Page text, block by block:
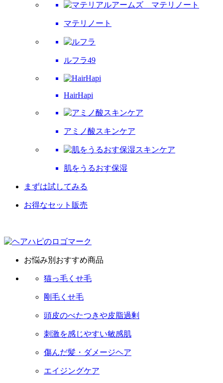
マテリノート
ルフラ49
HairHapi
アミノ酸スキンケア
肌をうるおす保湿
まずは試してみる
お得なセット販売
お悩み別おすすめ商品
猫っ毛くせ毛
剛毛くせ毛
頭皮のべたつきや皮脂過剰
刺激を感じやすい敏感肌
傷んだ髪・ダメージヘア
エイジングケア